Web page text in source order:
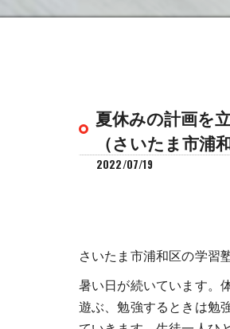
夏休みの計画を
（さいたま市浦
2022/07/19
さいたま市浦和区の学習
暑い日が続いています。
遊ぶ、勉強するときは勉